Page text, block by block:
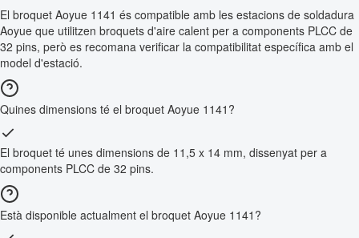
El broquet Aoyue 1141 és compatible amb les estacions de soldadura
Aoyue que utilitzen broquets d'aire calent per a components PLCC de
32 pins, però es recomana verificar la compatibilitat específica amb el
model d'estació.
Quines dimensions té el broquet Aoyue 1141?
El broquet té unes dimensions de 11,5 x 14 mm, dissenyat per a
components PLCC de 32 pins.
Està disponible actualment el broquet Aoyue 1141?